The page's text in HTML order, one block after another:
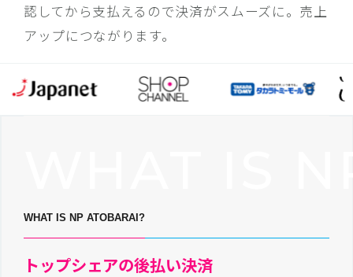
認してから支払えるので決済がスムーズに。売上
アップにつながります。
WHAT IS NP ATOBARAI?
トップシェアの後払い決済